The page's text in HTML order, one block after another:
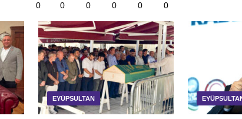
0 0 0 0 0 0
EYÜPSULTAN